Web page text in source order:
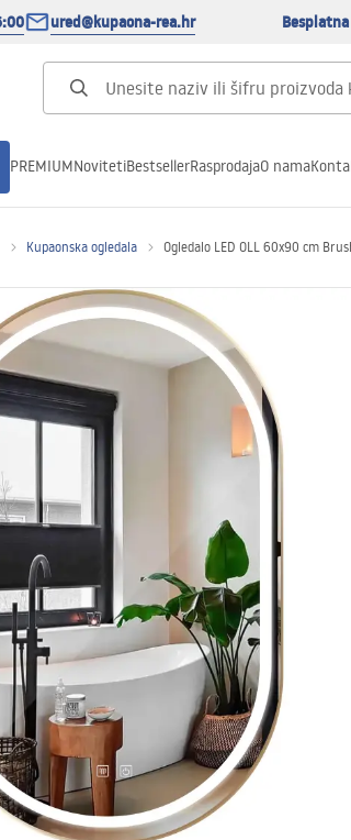
ured@kupaona-rea.hr
PREMIUMNovitetiBestsellerRasprodajaO nama
Kupaonska ogledala Ogledalo LED OLL 60x90 cm